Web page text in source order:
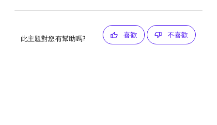
此主題對您有幫助嗎? 喜歡 不喜歡